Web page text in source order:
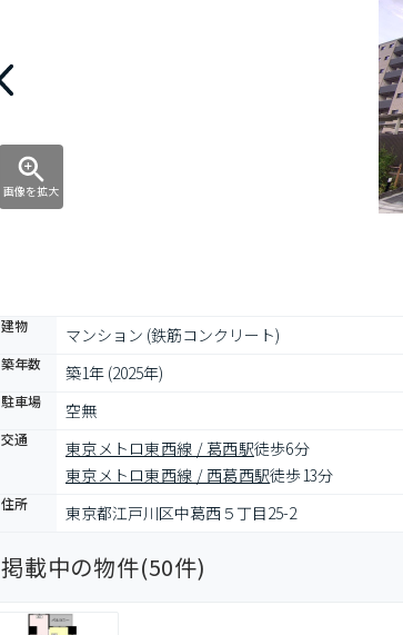
画像を拡大
建物 マンション (鉄筋コンクリート)
築年数 築1年 (2025年)
駐車場 空無
交通 東京メトロ東西線 / 葛西駅徒歩6分
東京メトロ東西線 / 西葛西駅徒歩13分
住所 東京都江戸川区中葛西５丁目25-2
掲載中の物件(50件)